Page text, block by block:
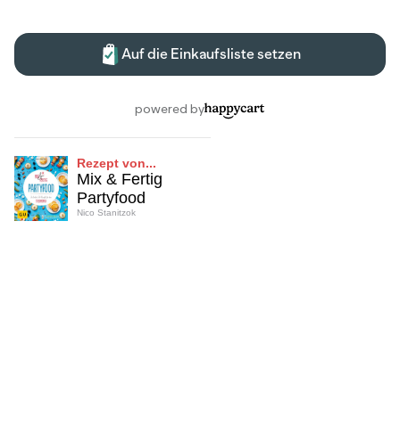
Rezept von...
Mix & Fertig
Partyfood
Nico Stanitzok